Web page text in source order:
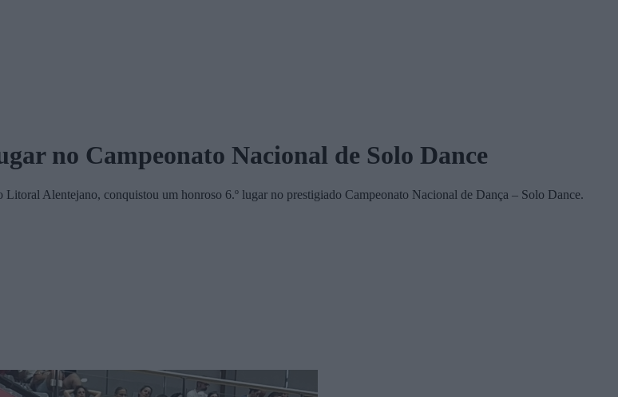
no Campeonato Nacional de Solo Dance
Alentejano, conquistou um honroso 6.º lugar no prestigiado Campeonato Nacional de Dança – Solo Dance.